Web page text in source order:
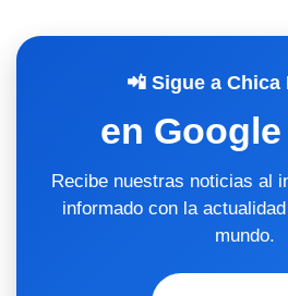
📲 Sigue a
en
Recibe nuestras noticias al
informado con la
mundo.